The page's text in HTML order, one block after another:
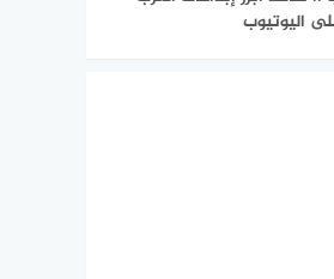
اليوتيوب